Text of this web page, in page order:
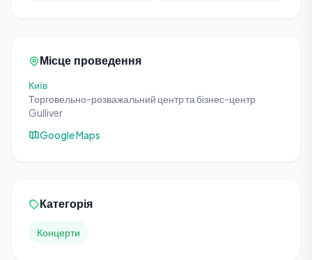
Місце проведення
Київ
Торговельно-розважальний центр та бізнес-центр
Gulliver
Google Maps
Категорія
Концерти